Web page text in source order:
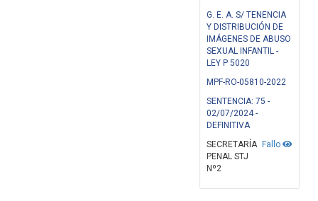
G. E. A. S/ TENENCIA
Y DISTRIBUCIÓN DE
IMÁGENES DE ABUSO
SEXUAL INFANTIL -
LEY P 5020
MPF-RO-05810-2022
SENTENCIA: 75 -
02/07/2024 -
DEFINITIVA
Fallo
SECRETARÍA
PENAL STJ
Nº2